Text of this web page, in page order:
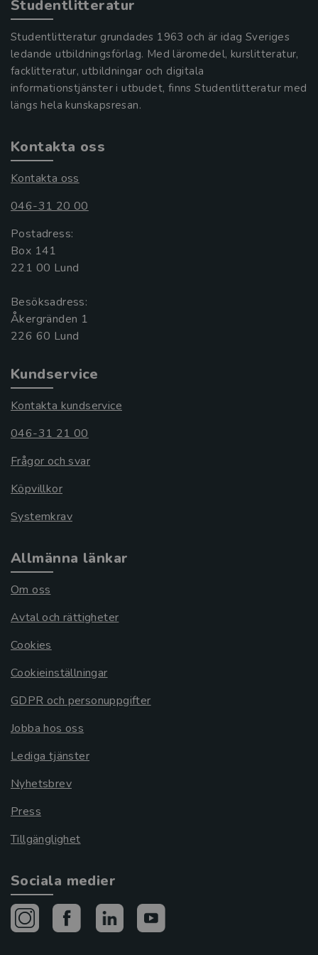
Studentlitteratur
Studentlitteratur grundades 1963 och är idag Sveriges
ledande utbildningsförlag. Med läromedel, kurslitteratur,
facklitteratur, utbildningar och digitala
informationstjänster i utbudet, finns Studentlitteratur med
längs hela kunskapsresan.
Kontakta oss
Kontakta oss
046-31 20 00
Postadress:
Box 141
221 00 Lund
Besöksadress:
Åkergränden 1
Kundservice
Kontakta kundservice
046-31 21 00
Frågor och svar
Köpvillkor
Systemkrav
Allmänna länkar
Om oss
Avtal och rättigheter
Cookies
Cookieinställningar
GDPR och personuppgifter
Jobba hos oss
Lediga tjänster
Nyhetsbrev
Press
Tillgänglighet
Sociala medier